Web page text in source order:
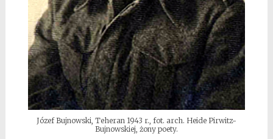
Józef Bujnowski, Teheran 1943 r., fot. arch. Heide Pirwitz-
Bujnowskiej, żony poety.